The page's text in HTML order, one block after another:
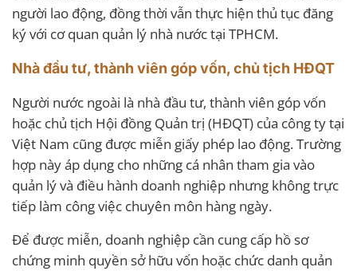
người lao động, đồng thời vẫn thực hiện thủ tục đăng
ký với cơ quan quản lý nhà nước tại TPHCM.
Nhà đầu tư, thành viên góp vốn, chủ tịch HĐQT
Người nước ngoài là nhà đầu tư, thành viên góp vốn
hoặc chủ tịch Hội đồng Quản trị (HĐQT) của công ty tại
Việt Nam cũng được miễn giấy phép lao động. Trường
hợp này áp dụng cho những cá nhân tham gia vào
quản lý và điều hành doanh nghiệp nhưng không trực
tiếp làm công việc chuyên môn hàng ngày.
Để được miễn, doanh nghiệp cần cung cấp hồ sơ
chứng minh quyền sở hữu vốn hoặc chức danh quản